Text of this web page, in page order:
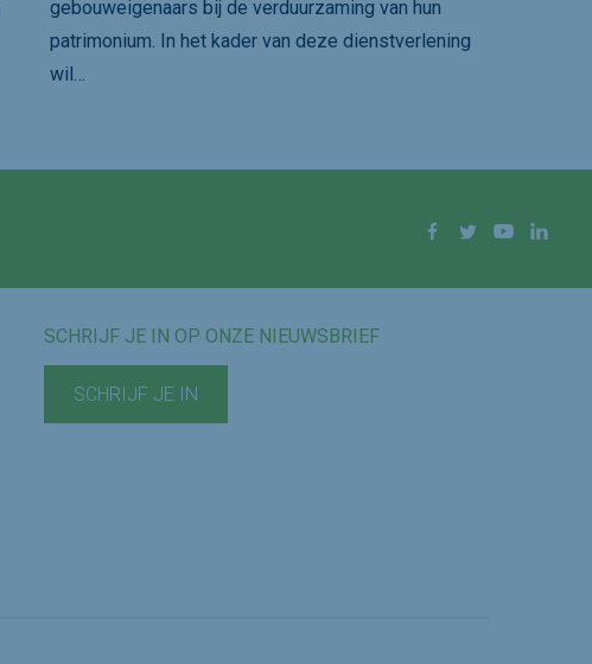
gebouweigenaars bij de verduurzaming van hun
patrimonium. In het kader van deze dienstverlening
wil…
Facebook
Twitter YouTube
SCHRIJF JE IN OP ONZE NIEUWSBRIEF
SCHRIJF JE IN